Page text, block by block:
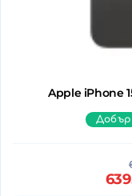
Apple iPhone
Добър